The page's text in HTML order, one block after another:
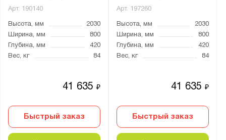
Арт. 190140
Высота, мм
2030
Ширина, мм
800
Глубина, мм
420
Вес, кг
84
41 635₽
Быстрый заказ
Арт. 197260
Высота, мм
2030
Ширина, мм
800
Глубина, мм
420
Вес, кг
84
41 635₽
Быстрый заказ
Количество дверей:
2
от до